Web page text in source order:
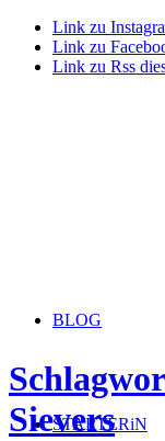
Link zu
Link zu
Link zu Rss
BLOG
STARTERiN
Sievers